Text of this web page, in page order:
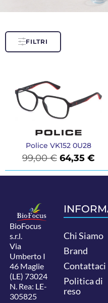
FILTRI
Police VK152 0U28
99,00€ 64,35 €
BioFocus
s.r.l.
Via
Umberto I
46 Maglie
(LE) 73024
N. Rea: LE-
305825
Chi Siamo
Brand
Contattaci
Politica di
reso